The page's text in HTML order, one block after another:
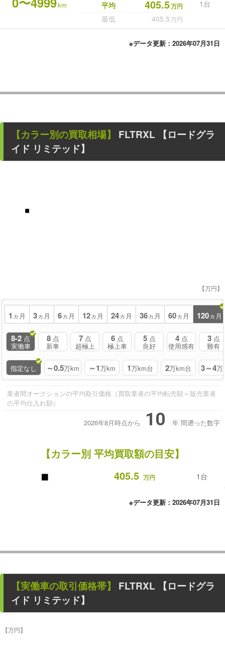
km 1台
平均 405.5万円
最低 405.5万円
※データ更新：2026年07月31日
【カラー別の買取相場】
FLTRXL 【ロードグラ
イド リミテッド】
■
【万円】
1 ヵ月 3ヵ月 6ヵ月 12ヵ月 24ヵ月 36ヵ月 60ヵ月 120ヵ月
8-2 点
実働車
8 点
新車
7 点
超極上
6 点
極上車
5 点
良好
4 点
使用感有
3 点
難有
指定なし ～0.5万km ～1万km 1万km台 2万km台 3～4万
業者間オークションの平均取引価格（買取業者の平均転売額＝販売業者
の平均仕入れ額）
2026年8月時点から 10 年 間遡った数字
【カラー別 平均買取額の目安】
■ 405.5 万円 1台
※データ更新：2026年07月31日
【実働車の取引価格帯】
FLTRXL 【ロードグラ
イド リミテッド】
【万円】